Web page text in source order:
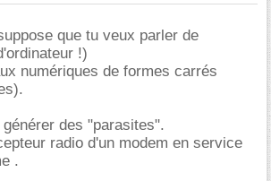
que tu veux parler de
!)
numériques de formes carrés
des "parasites".
radio d'un modem en service
.